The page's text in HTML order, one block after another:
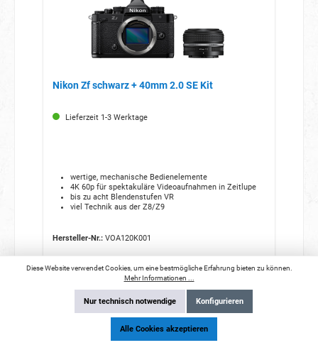
Nikon Zf schwarz + 40mm 2.0 SE Kit
Lieferzeit 1-3 Werktage
wertige, mechanische Bedienelemente
4K 60p für spektakuläre Videoaufnahmen in Zeitlupe
bis zu acht Blendenstufen VR
viel Technik aus der Z8/Z9
Hersteller-Nr.:VOA120K001
2.749,00 €*(12.73% gespart)
Diese Website verwendet Cookies, um eine bestmögliche Erfahrung bieten zu können.
Mehr Informationen ...
Nur technisch notwendige Konfigurieren
Alle Cookies akzeptieren